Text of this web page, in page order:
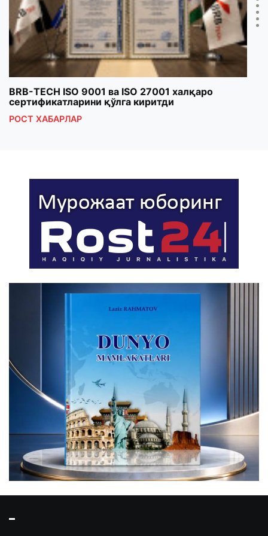
BRB-TECH ISO 9001 ва ISO 27001 халқаро
сертификатларини қўлга киритди
РОСТ ХАБАРЛАР